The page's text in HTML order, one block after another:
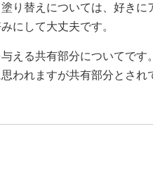
り替えについては、好きに
にして大丈夫です。
える共有部分についてです
われますが共有部分とされ